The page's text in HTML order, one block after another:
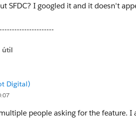
SFDC? I googled it and it doesn't
útil
Digital)
people asking for the feature.